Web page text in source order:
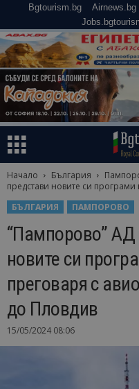
Bgtourism.bg Airnews.bg
Начало България
представи новите си програми
БЪЛГАРИЯ
ПАМПОРОВО
“Пампорово” АД
новите си
преговаря с
до Пловдив
15/05/2024 08:06